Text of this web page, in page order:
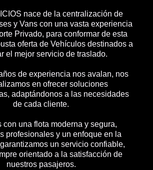
nace de la centralización de
y Vans con una vasta experiencia
Privado, para conformar de esta
oferta de Vehículos destinados a
el mejor servicio de traslado.
de experiencia nos avalan, nos
en ofrecer soluciones
adaptándonos a las necesidades
de cada cliente.
con una flota moderna y segura,
profesionales y un enfoque en la
un servicio confiable,
orientado a la satisfacción de
nuestros pasajeros.